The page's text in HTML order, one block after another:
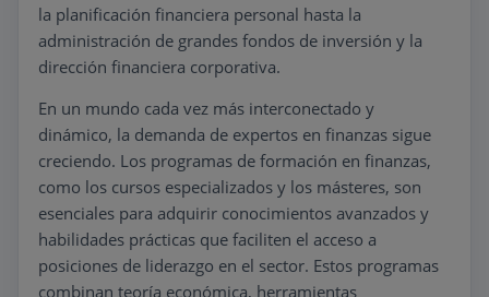
la planificación financiera personal hasta la
administración de grandes fondos de inversión y la
dirección financiera corporativa.
En un mundo cada vez más interconectado y
dinámico, la demanda de expertos en finanzas sigue
creciendo. Los programas de formación en finanzas,
como los cursos especializados y los másteres, son
esenciales para adquirir conocimientos avanzados y
habilidades prácticas que faciliten el acceso a
posiciones de liderazgo en el sector. Estos programas
combinan teoría económica, herramientas